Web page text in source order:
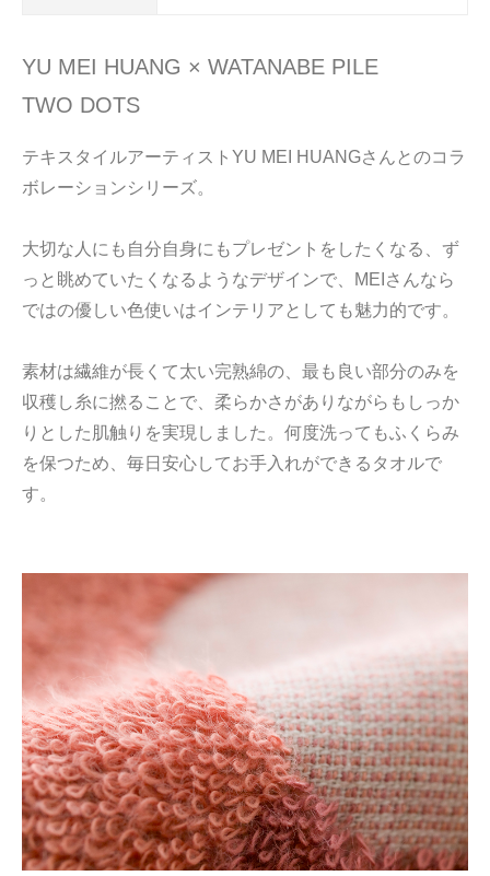
YU MEI HUANG × WATANABE PILE
TWO DOTS
テキスタイルアーティストYU MEI HUANGさんとのコラ
ボレーションシリーズ。
大切な人にも自分自身にもプレゼントをしたくなる、ず
っと眺めていたくなるようなデザインで、MEIさんなら
ではの優しい色使いはインテリアとしても魅力的です。
素材は繊維が長くて太い完熟綿の、最も良い部分のみを
収穫し糸に撚ることで、柔らかさがありながらもしっか
りとした肌触りを実現しました。何度洗ってもふくらみ
を保つため、毎日安心してお手入れができるタオルで
す。